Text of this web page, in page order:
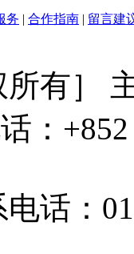
务 | 合作指南 | 留言建
所有］
+852
话：